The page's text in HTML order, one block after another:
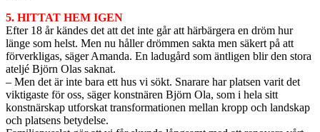
5. HITTAT HEM IGEN
Efter 18 år kändes det att det inte går att härbärgera en dröm hur
länge som helst. Men nu håller drömmen sakta men säkert på att
förverkligas, säger Amanda. En ladugård som äntligen blir den stora
ateljé Björn Olas saknat.
– Men det är inte bara ett hus vi sökt. Snarare har platsen varit det
viktigaste för oss, säger konstnären Björn Ola, som i hela sitt
konstnärskap utforskat transformationen mellan kropp och landskap
och platsens betydelse.